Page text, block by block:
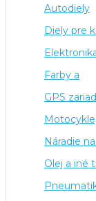
Autodiely
Diely pre
Farby a
GPS
Náradie
Olej a iné